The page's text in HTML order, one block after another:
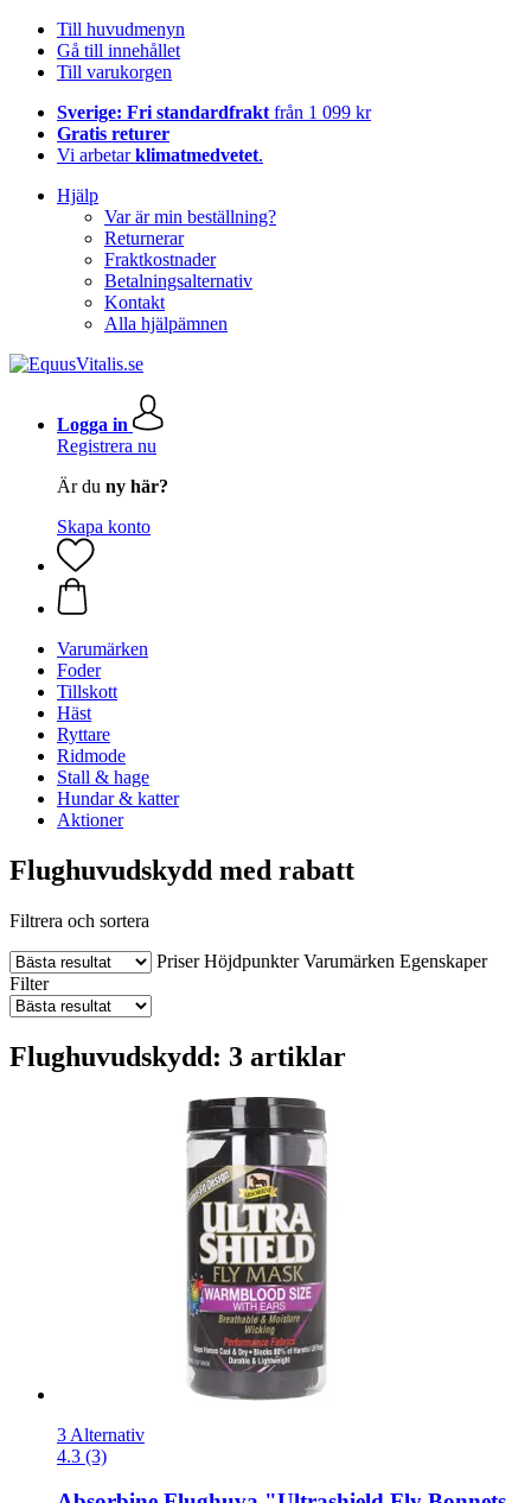
Till huvudmenyn
Gå till innehållet
Till varukorgen
Sverige: Fri standardfrakt från 1 099 kr
Gratis returer
Vi arbetarklimatmedvetet.
Hjälp
Var är min beställning?
Returnerar
Fraktkostnader
Betalningsalternativ
Kontakt
Alla hjälpämnen
Logga in
Registrera nu
Är du ny här?
Skapa konto
Varumärken
Foder
Tillskott
Häst
Ryttare
Ridmode
Stall & hage
Hundar & katter
Aktioner
Flughuvudskydd med rabatt
Filtrera och sortera
Priser Höjdpunkter Varumärken Egenskaper
Filter
Flughuvudskydd: 3 artiklar
3 Alternativ
4.3 (3)